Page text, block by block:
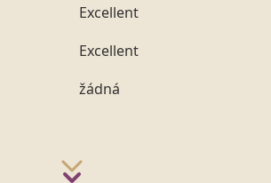
Excellent
Excellent
žádná